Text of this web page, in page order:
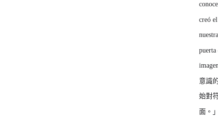
creó
puerta
意識
始對
面。